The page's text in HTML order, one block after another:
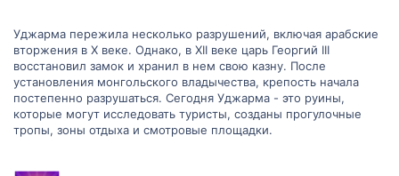
Уджарма пережила несколько разрушений, включая арабские
вторжения в X веке. Однако, в XII веке царь Георгий III
восстановил замок и хранил в нем свою казну. После
установления монгольского владычества, крепость начала
постепенно разрушаться. Сегодня Уджарма - это руины,
которые могут исследовать туристы, созданы прогулочные
тропы, зоны отдыха и смотровые площадки.